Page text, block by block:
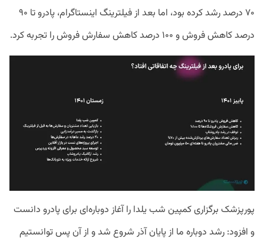
۷۰ درصد رشد کرده بود، اما بعد از فیلترینگ اینستاگرام، پادرو تا ۹۰
درصد کاهش فروش و ۱۰۰ درصد کاهش سفارش فروش را تجربه کرد.
پورپزشک برگزاری کمپین شب یلدا را آغاز دوباره‌ای برای پادرو دانست
و افزود: رشد دوباره ما از پایان آذر شروع شد و از آن پس توانستیم